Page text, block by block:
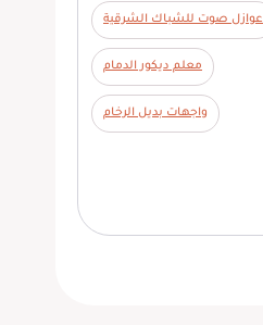
عوازل صوت للشباك الشرقية
معلم ديكور الدمام
واجهات بديل الرخام